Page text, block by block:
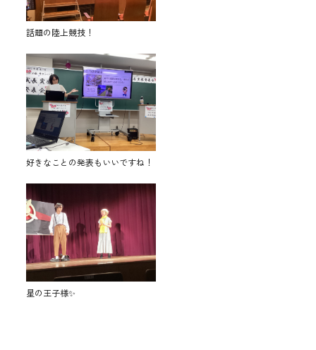
話題の陸上競技！
好きなことの発表もいいですね！
星の王子様✨